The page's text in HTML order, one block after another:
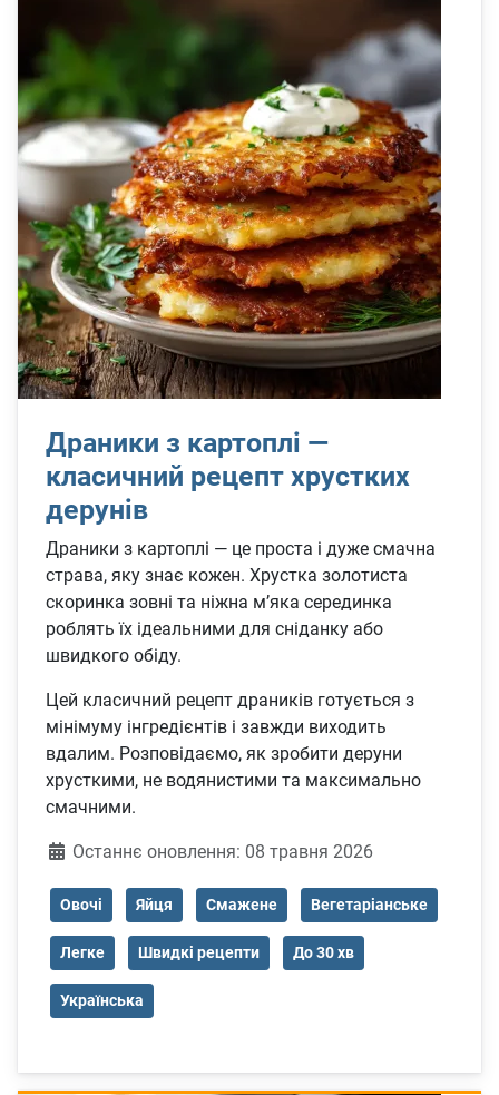
Драники з картоплі —
класичний рецепт хрустких
дерунів
Драники з картоплі — це проста і дуже смачна
страва, яку знає кожен. Хрустка золотиста
скоринка зовні та ніжна м’яка серединка
роблять їх ідеальними для сніданку або
швидкого обіду.
Цей класичний рецепт драників готується з
мінімуму інгредієнтів і завжди виходить
вдалим. Розповідаємо, як зробити деруни
хрусткими, не водянистими та максимально
смачними.
ДеталіОстаннє оновлення: 08 травня 2026
Овочі Яйця Смажене Вегетаріанське
Легке Швидкі рецепти До 30 хв
Українська